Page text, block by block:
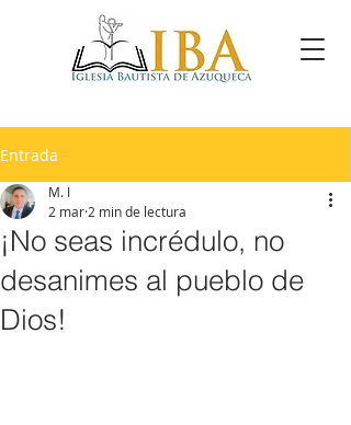
Entrada
¡No seas incrédulo, no
desanimes al pueblo de
Dios!
M. I
2 mar 2 min de lectura